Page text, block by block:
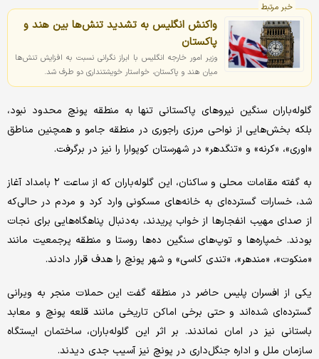
خبر مرتبط
واکنش انگلیس به تشدید تنش‌ها بین هند و
پاکستان
وزیر امور خارجه انگلیس با ابراز نگرانی نسبت به افزایش تنش‌ها
میان هند و پاکستان، خواستار خویشتنداری دو طرف شد.
گلوله‌باران سنگین نیروهای پاکستانی تنها به منطقه پونچ محدود نبود،
بلکه بخش‌هایی از نواحی مرزی راجوری در منطقه جامو و همچنین مناطق
«اوری»، «کرنه» و «تنگدهر» در شهرستان کوپوارا را نیز در برگرفت.
به گفته مقامات محلی و ساکنان، این گلوله‌باران که از ساعت ۲ بامداد آغاز
شد، خسارات گسترده‌ای به خانه‌های مسکونی وارد کرد و مردم در حالی‌که
از صدای مهیب انفجارها از خواب پریدند، به‌دنبال پناهگاه‌هایی برای نجات
بودند. خمپاره‌ها و توپ‌های سنگین ده‌ها روستا و منطقه پرجمعیت مانند
«منکوت»، «مندهر»، «تندی کاسی» و شهر پونچ را هدف قرار دادند.
یکی از افسران پلیس حاضر در منطقه گفت این حملات منجر به ویرانی
گسترده‌ای شده‌اند و حتی برخی اماکن تاریخی مانند قلعه پونچ و معابد
باستانی نیز در امان نماندند. بر اثر این گلوله‌باران، ساختمان ایستگاه
سازمان ملل و اداره جنگل‌داری در پونچ نیز آسیب جدی دیدند.